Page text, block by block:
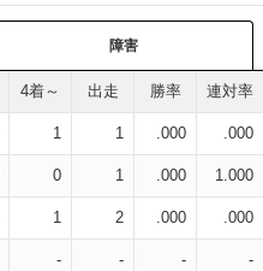
障害
4着～ 出走 勝率 連対率
1 1 .000 .000
0 1 .000 1.000
1 2 .000 .000
- - - -